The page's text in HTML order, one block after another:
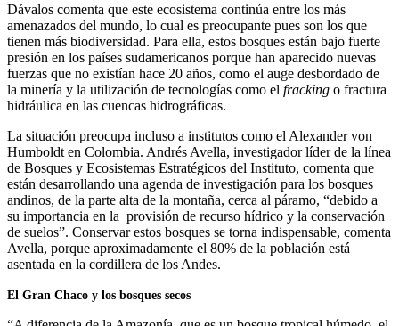
Dávalos comenta que este ecosistema continúa entre los más
amenazados del mundo, lo cual es preocupante pues son los que
tienen más biodiversidad. Para ella, estos bosques están bajo fuerte
presión en los países sudamericanos porque han aparecido nuevas
fuerzas que no existían hace 20 años, como el auge desbordado de
la minería y la utilización de tecnologías como el fracking o fractura
hidráulica en las cuencas hidrográficas.
La situación preocupa incluso a institutos como el Alexander von
Humboldt en Colombia. Andrés Avella, investigador líder de la línea
de Bosques y Ecosistemas Estratégicos del Instituto, comenta que
están desarrollando una agenda de investigación para los bosques
andinos, de la parte alta de la montaña, cerca al páramo, “debido a
su importancia en la provisión de recurso hídrico y la conservación
de suelos”. Conservar estos bosques se torna indispensable, comenta
Avella, porque aproximadamente el 80% de la población está
asentada en la cordillera de los Andes.
El Gran Chaco y los bosques secos